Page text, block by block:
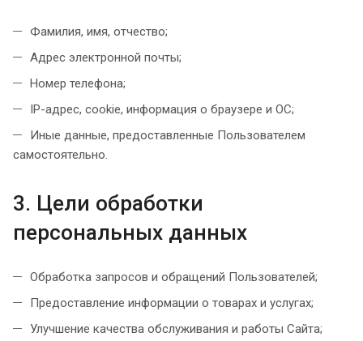
Фамилия, имя, отчество;
Адрес электронной почты;
Номер телефона;
IP-адрес, cookie, информация о браузере и ОС;
Иные данные, предоставленные Пользователем
самостоятельно.
3. Цели обработки
персональных данных
Обработка запросов и обращений Пользователей;
Предоставление информации о товарах и услугах;
Улучшение качества обслуживания и работы Сайта;